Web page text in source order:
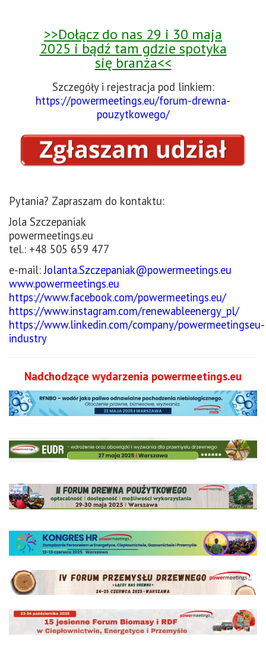
>>Dołącz do nas 29 i 30 maja
2025 i bądź tam gdzie spotyka
się branża<<
Szczegóły i rejestracja pod linkiem:
https://powermeetings.eu/forum-drewna-
pouzytkowego/
Pytania? Zapraszam do kontaktu:
Jola Szczepaniak
powermeetings.eu
tel.: +48 505 659 477
e-mail:Jolanta.Szczepaniak@powermeetings.eu
www.powermeetings.eu
https://www.facebook.com/powermeetings.eu/
https://www.instagram.com/renewableenergy_pl/
https://www.linkedin.com/company/powermeetingseu-
industry
Nadchodzące wydarzenia powermeetings.eu